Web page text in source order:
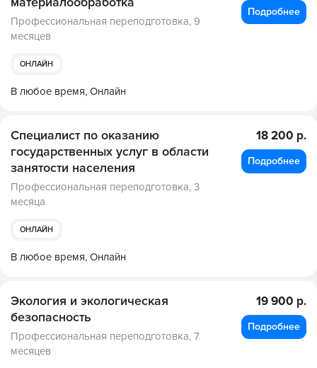
Профессиональная переподготовка, 9
месяцев
ОНЛАЙН
В любое время, Онлайн
Подробнее
Специалист по оказанию
государственных услуг в области
занятости населения
Профессиональная переподготовка, 3
месяца
ОНЛАЙН
В любое время, Онлайн
18 200 р.
Подробнее
Экология и экологическая
безопасность
Профессиональная переподготовка, 7
месяцев
19 900 р.
Подробнее